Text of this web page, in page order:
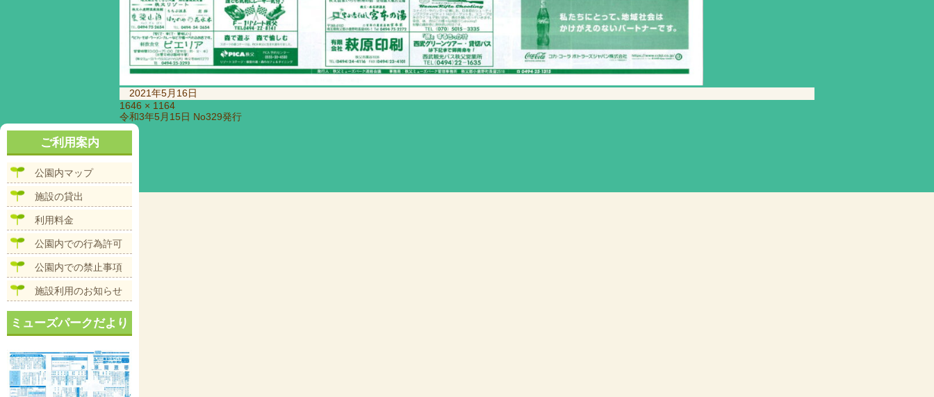
稿
日:
2021年5月16日
フ
ル
サ
ズ
1646 × 1164
投
稿
ビ
令和3年5月15日 No329発行
ご利用案内
公園内マップ
施設の貸出
利用料金
公園内での行為許可
公園内での禁止事項
施設利用のお知らせ
ミューズパークだより